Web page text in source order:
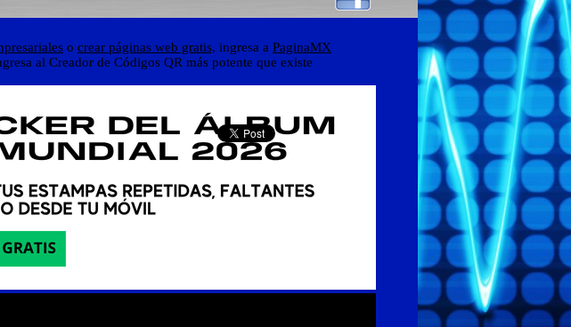
o crear páginas web gratis, ingresa a PaginaMX
al Creador de Códigos QR más potente que existe